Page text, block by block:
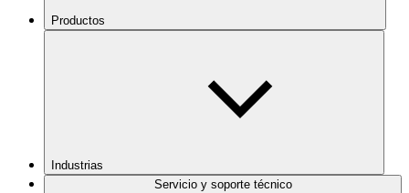
Productos
Industrias
Servicio y soporte técnico